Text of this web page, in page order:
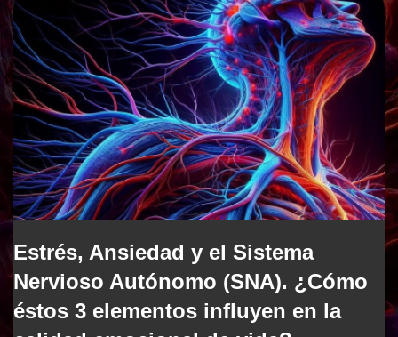
Estrés, Ansiedad y el Sistema
Nervioso Autónomo (SNA). ¿Cómo
éstos 3 elementos influyen en la